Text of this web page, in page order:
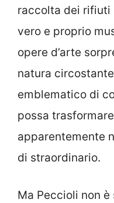
raccolta dei rifiuti
vero e proprio
opere d’arte
natura
emblematico di
possa
apparentemente
di straordinario.
Ma Peccioli non